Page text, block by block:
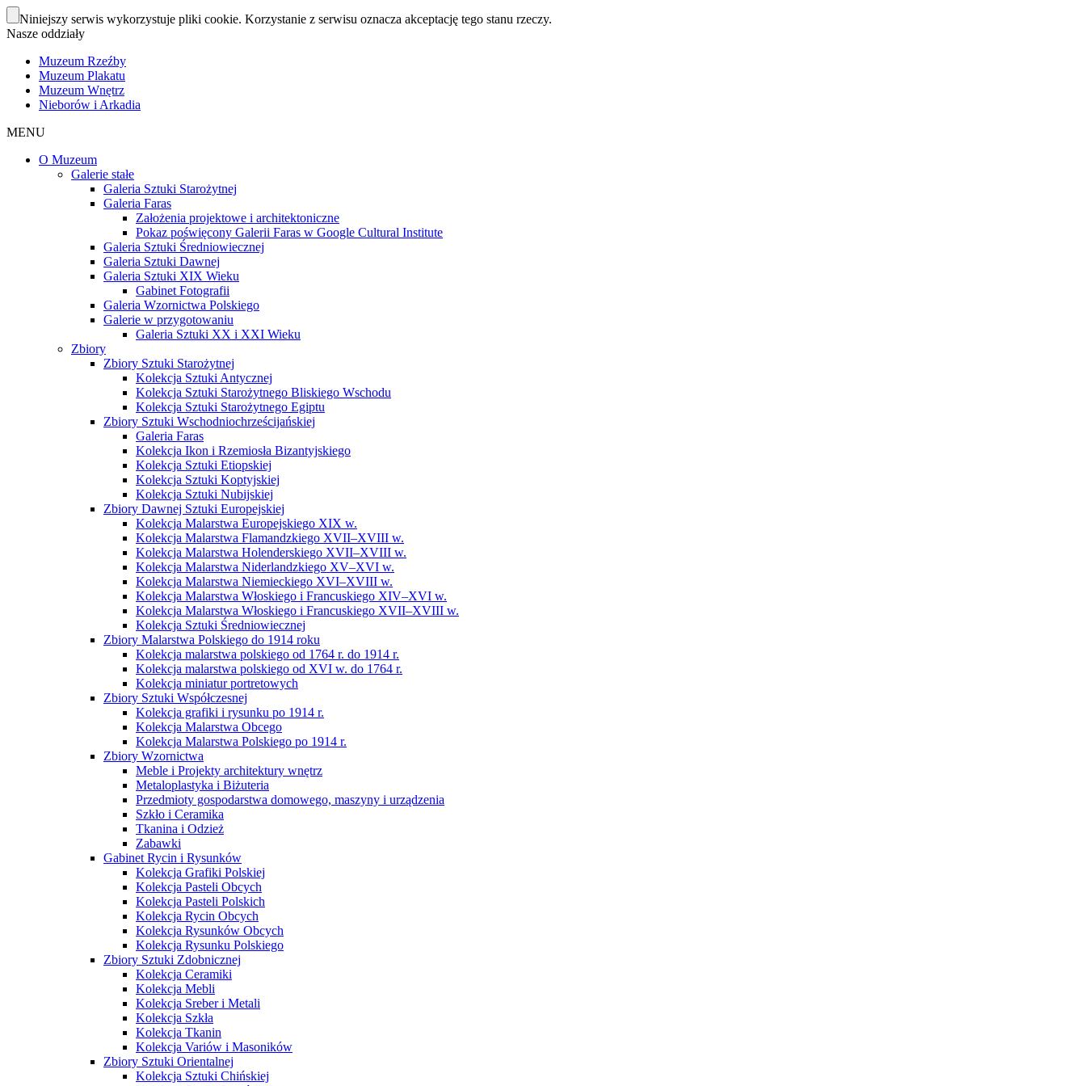
Niniejszy serwis wykorzystuje pliki cookie. Korzystanie z serwisu oznacza akceptację tego stanu rzeczy.
Nasze oddziały
Muzeum Rzeźby
Muzeum Plakatu
Muzeum Wnętrz
Nieborów i Arkadia
MENU
O Muzeum
Galerie stałe
Galeria Sztuki Starożytnej
Galeria Faras
Założenia projektowe i architektoniczne
Pokaz poświęcony Galerii Faras w Google Cultural Institute
Galeria Sztuki Średniowiecznej
Galeria Sztuki Dawnej
Galeria Sztuki XIX Wieku
Gabinet Fotografii
Galeria Wzornictwa Polskiego
Galerie w przygotowaniu
Galeria Sztuki XX i XXI Wieku
Zbiory
Zbiory Sztuki Starożytnej
Kolekcja Sztuki Antycznej
Kolekcja Sztuki Starożytnego Bliskiego Wschodu
Kolekcja Sztuki Starożytnego Egiptu
Zbiory Sztuki Wschodniochrześcijańskiej
Galeria Faras
Kolekcja Ikon i Rzemiosła Bizantyjskiego
Kolekcja Sztuki Etiopskiej
Kolekcja Sztuki Koptyjskiej
Kolekcja Sztuki Nubijskiej
Zbiory Dawnej Sztuki Europejskiej
Kolekcja Malarstwa Europejskiego XIX w.
Kolekcja Malarstwa Flamandzkiego XVII–XVIII w.
Kolekcja Malarstwa Holenderskiego XVII–XVIII w.
Kolekcja Malarstwa Niderlandzkiego XV–XVI w.
Kolekcja Malarstwa Niemieckiego XVI–XVIII w.
Kolekcja Malarstwa Włoskiego i Francuskiego XIV–XVI w.
Kolekcja Malarstwa Włoskiego i Francuskiego XVII–XVIII w.
Kolekcja Sztuki Średniowiecznej
Zbiory Malarstwa Polskiego do 1914 roku
Kolekcja malarstwa polskiego od 1764 r. do 1914 r.
Kolekcja malarstwa polskiego od XVI w. do 1764 r.
Kolekcja miniatur portretowych
Zbiory Sztuki Współczesnej
Kolekcja grafiki i rysunku po 1914 r.
Kolekcja Malarstwa Obcego
Kolekcja Malarstwa Polskiego po 1914 r.
Zbiory Wzornictwa
Meble i Projekty architektury wnętrz
Metaloplastyka i Biżuteria
Przedmioty gospodarstwa domowego, maszyny i urządzenia
Szkło i Ceramika
Tkanina i Odzież
Zabawki
Gabinet Rycin i Rysunków
Kolekcja Grafiki Polskiej
Kolekcja Pasteli Obcych
Kolekcja Pasteli Polskich
Kolekcja Rycin Obcych
Kolekcja Rysunków Obcych
Kolekcja Rysunku Polskiego
Zbiory Sztuki Zdobnicznej
Kolekcja Ceramiki
Kolekcja Mebli
Kolekcja Sreber i Metali
Kolekcja Szkła
Kolekcja Tkanin
Kolekcja Variów i Masoników
Zbiory Sztuki Orientalnej
Kolekcja Sztuki Chińskiej